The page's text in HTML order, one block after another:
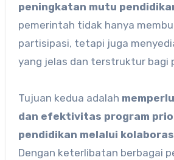
peningkatan mutu
pemerintah tidak hanya
partisipasi, tetapi juga
yang jelas dan terstruktur bagi
Tujuan kedua adalah
dan efektivitas program
pendidikan melalui
Dengan keterlibatan berbagai